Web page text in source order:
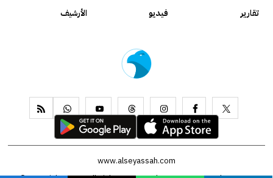
تقارير
فيديو الأرشيف
www.alseyassah.com